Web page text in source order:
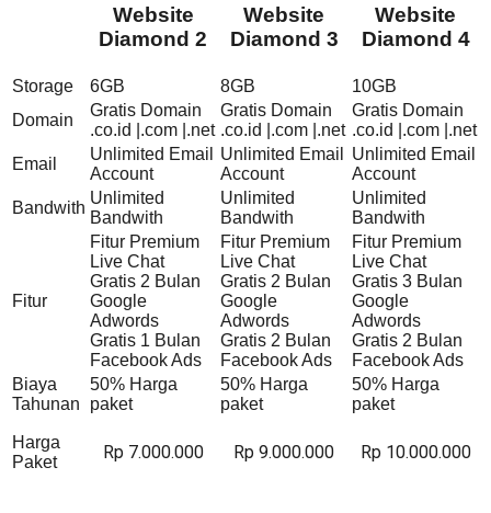
Website
Diamond 2
Website
Diamond 3
Website
Diamond 4
Storage 6GB 8GB
10GB
Domain
Gratis Domain
.co.id |.com |.net
Gratis Domain
.co.id |.com |.net
Gratis Domain
.co.id |.com |.net
Email
Unlimited Email
Account
Unlimited Email
Account
Unlimited Email
Account
Bandwith
Unlimited
Bandwith
Unlimited
Bandwith
Unlimited
Bandwith
Fitur
Fitur Premium
Live Chat
Gratis 2 Bulan
Google
Adwords
Gratis 1 Bulan
Facebook Ads
Fitur Premium
Live Chat
Gratis 2 Bulan
Google
Adwords
Gratis 2 Bulan
Facebook Ads
Fitur Premium
Live Chat
Gratis 3 Bulan
Google
Adwords
Gratis 2 Bulan
Facebook Ads
Biaya
Tahunan
50% Harga
paket
50% Harga
paket
50% Harga
paket
Harga
Paket
Rp 7.000.000 Rp 9.000.000 Rp 10.000.000